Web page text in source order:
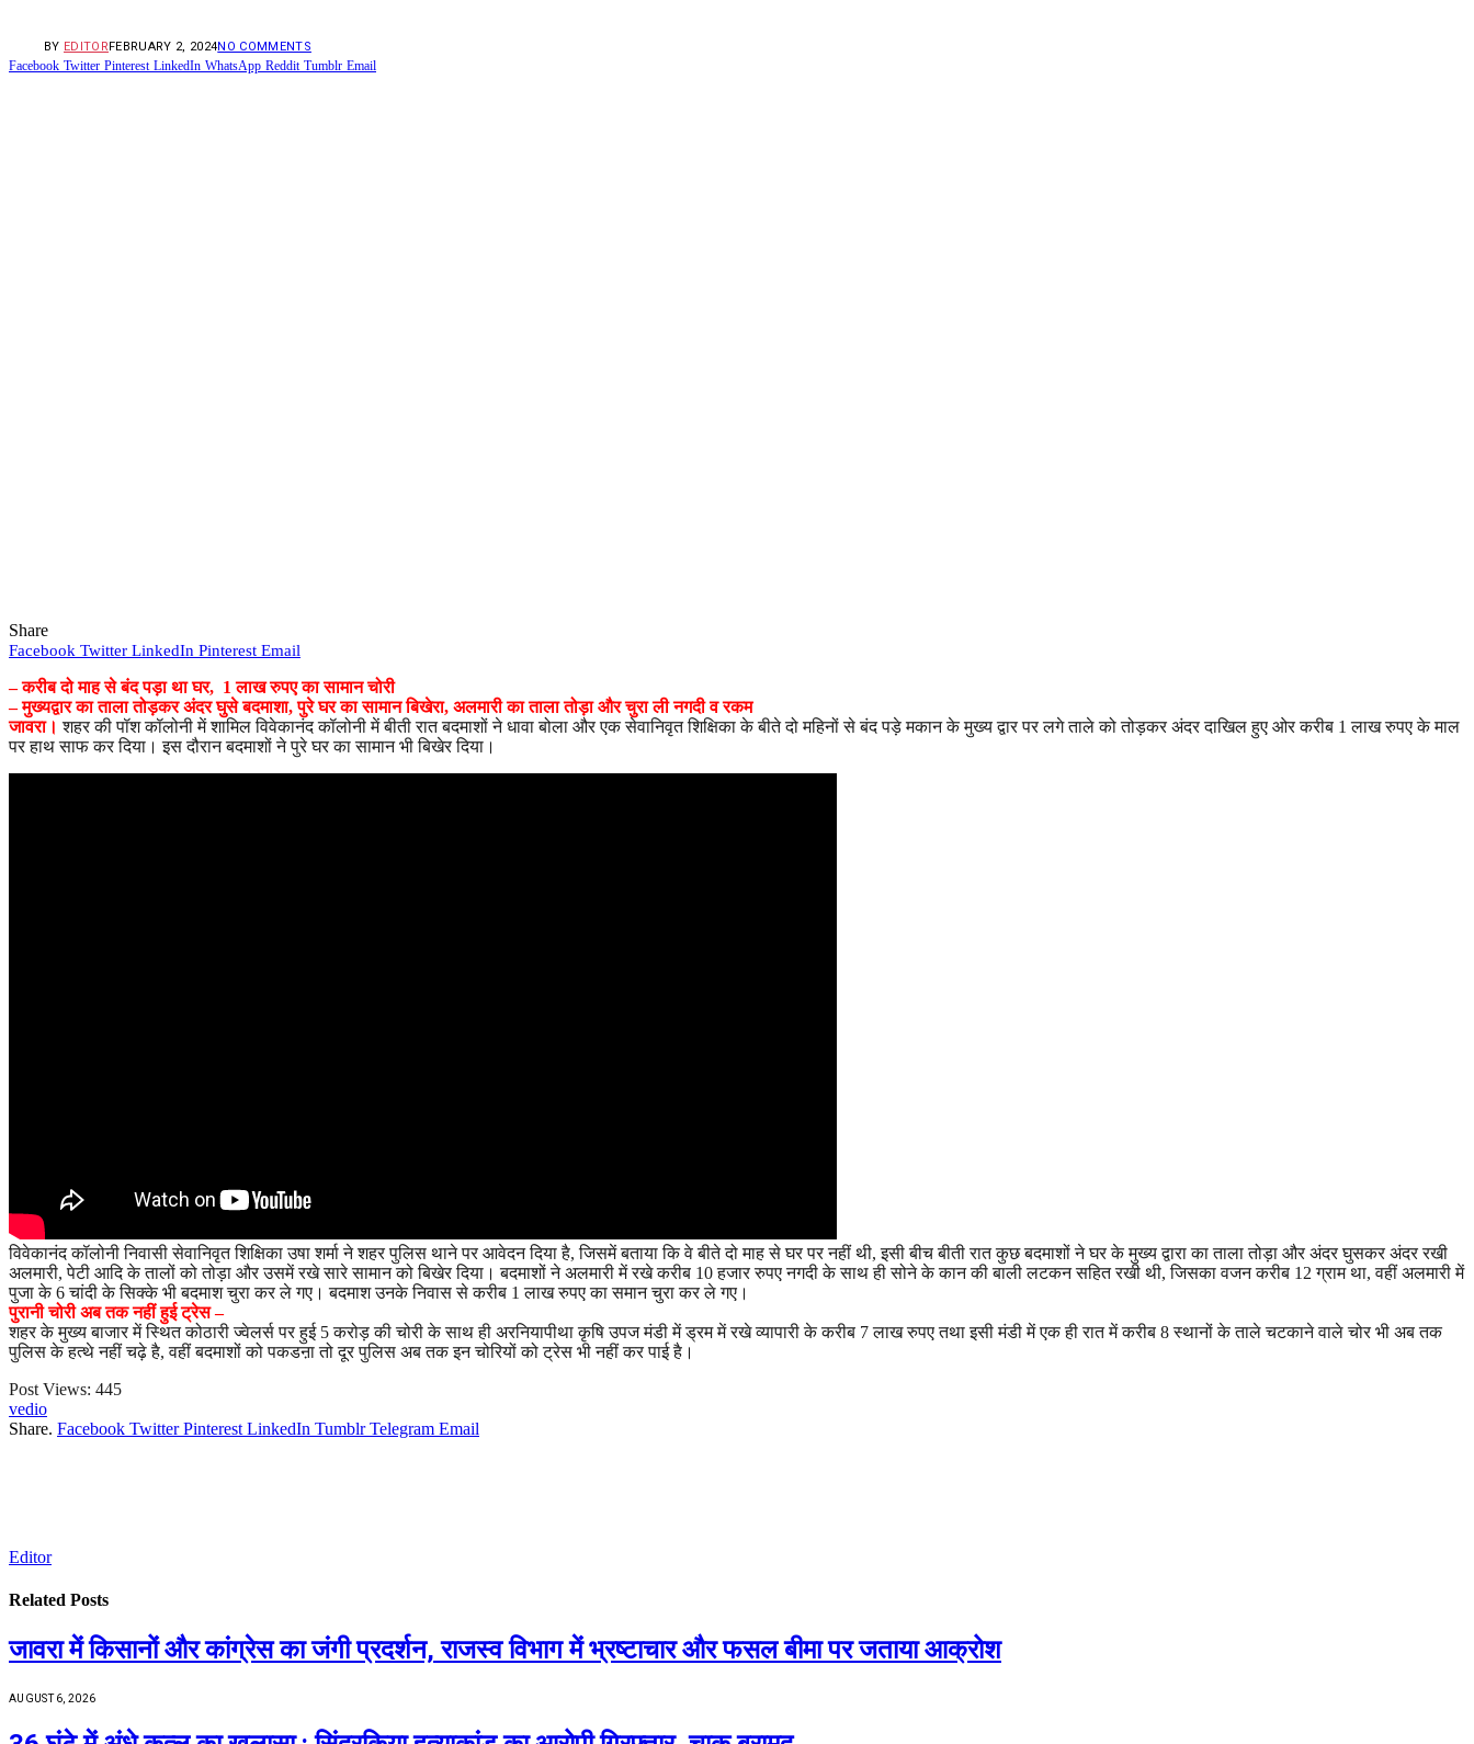
BY EDITORFEBRUARY 2, 2024NO COMMENTS
Facebook Twitter Pinterest LinkedIn WhatsApp Reddit Tumblr Email
Share
Facebook Twitter LinkedIn Pinterest Email
– करीब दो माह से बंद पड़ा था घर, 1 लाख रुपए का सामान चोरी
– मुख्यद्वार का ताला तोड़कर अंदर घुसे बदमाशा, पुरे घर का सामान बिखेरा, अलमारी का ताला तोड़ा और चुरा ली नगदी व रकम
जावरा। शहर की पॉश कॉलोनी में शामिल विवेकानंद कॉलोनी में बीती रात बदमाशों ने धावा बोला और एक सेवानिवृत शिक्षिका के बीते दो महिनों से बंद पड़े मकान के मुख्य द्वार पर लगे ताले को तोड़कर अंदर दाखिल हुए ओर करीब 1 लाख रुपए के माल
पर हाथ साफ कर दिया। इस दौरान बदमाशों ने पुरे घर का सामान भी बिखेर दिया।
विवेकानंद कॉलोनी निवासी सेवानिवृत शिक्षिका उषा शर्मा ने शहर पुलिस थाने पर आवेदन दिया है, जिसमें बताया कि वे बीते दो माह से घर पर नहीं थी, इसी बीच बीती रात कुछ बदमाशों ने घर के मुख्य द्वारा का ताला तोड़ा और अंदर घुसकर अंदर रखी
अलमारी, पेटी आदि के तालों को तोड़ा और उसमें रखे सारे सामान को बिखेर दिया। बदमाशों ने अलमारी में रखे करीब 10 हजार रुपए नगदी के साथ ही सोने के कान की बाली लटकन सहित रखी थी, जिसका वजन करीब 12 ग्राम था, वहीं अलमारी में
पुजा के 6 चांदी के सिक्के भी बदमाश चुरा कर ले गए। बदमाश उनके निवास से करीब 1 लाख रुपए का समान चुरा कर ले गए।
पुरानी चोरी अब तक नहीं हुई ट्रेस –
शहर के मुख्य बाजार में स्थित कोठारी ज्वेलर्स पर हुई 5 करोड़ की चोरी के साथ ही अरनियापीथा कृषि उपज मंडी में ड्रम में रखे व्यापारी के करीब 7 लाख रुपए तथा इसी मंडी में एक ही रात में करीब 8 स्थानों के ताले चटकाने वाले चोर भी अब तक
पुलिस के हत्थे नहीं चढ़े है, वहीं बदमाशों को पकडऩा तो दूर पुलिस अब तक इन चोरियों को ट्रेस भी नहीं कर पाई है।
Post Views: 445
vedio
Share. Facebook Twitter Pinterest LinkedIn Tumblr Telegram Email
Editor
Related Posts
जावरा में किसानों और कांग्रेस का जंगी प्रदर्शन, राजस्व विभाग में भ्रष्टाचार और फसल बीमा पर जताया आक्रोश
AUGUST 6, 2026